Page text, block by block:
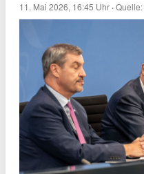
11. Mai 2026, 16:45 Uhr ·Quelle: